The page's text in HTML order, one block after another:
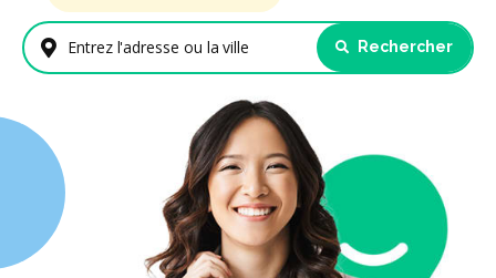
Entrez l'adresse ou la ville Rechercher